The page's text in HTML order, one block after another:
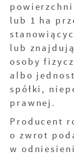
lub 1 ha
lub
osoby
albo
spółki,
prawnej.
Producent
o zwrot
w